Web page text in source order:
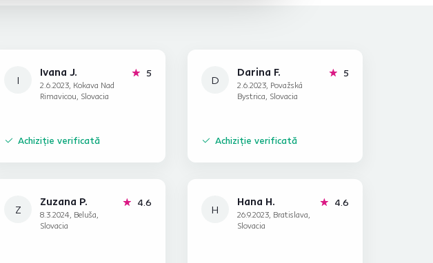
I
Ivana J.
2.6.2023, Kokava Nad
Rimavicou, Slovacia
5stele
Achiziție verificată
D
Darina F.
2.6.2023, Považská
Bystrica, Slovacia
5stele
Achiziție verificată
Z
Zuzana P.
8.3.2024, Beluša,
Slovacia
4.6 H
Hana H.
26.9.2023, Bratislava,
Slovacia
4.6